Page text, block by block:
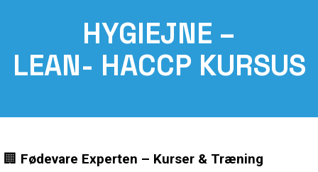
HYGIEJNE –
LEAN- HACCP KURSUS
🏢 Fødevare Experten – Kurser & Træning